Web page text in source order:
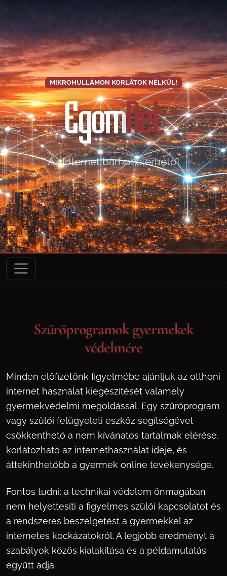
MIKROHULLÁMON KORLÁTOK NÉLKÜL!
EgomNet
Az Internet bárhol elérhető!
Szűrőprogramok gyermekek
védelmére
Minden előfizetőnk figyelmébe ajánljuk az otthoni
internet használat kiegészítését valamely
gyermekvédelmi megoldással. Egy szűrőprogram
vagy szülői felügyeleti eszköz segítségével
csökkenthető a nem kívánatos tartalmak elérése,
korlátozható az internethasználat ideje, és
áttekinthetőbb a gyermek online tevékenysége.
Fontos tudni: a technikai védelem önmagában
nem helyettesíti a figyelmes szülői kapcsolatot és
a rendszeres beszélgetést a gyermekkel az
internetes kockázatokról. A legjobb eredményt a
szabályok közös kialakítása és a példamutatás
együtt adja.